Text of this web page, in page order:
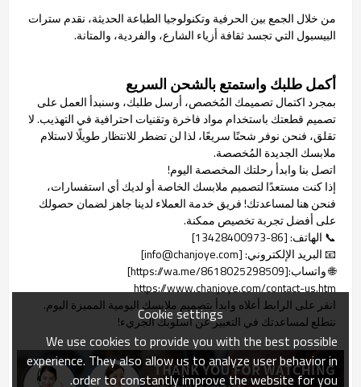
من خلال الجمع بين الحرفية وتكنولوجيا الطباعة الحديثة، نقدم سترات
البيسبول التي تجسد ثقافة أزياء الشارع، والفردية، والمتانة.
أكمل طلبك واستمتع بالشحن السريع
بمجرد اكتمال تصميمك المُخصص، أرسل طلبك، وسنبدأ العمل على
تصميم قطعتك باستخدام مواد فاخرة وتقنيات احترافية في التهذيب. لا
تقلق، فنحن نوفر شحنًا سريعًا، لذا لن تضطر للانتظار طويلًا لاستلام
ملابسك الجديدة المُخصصة.
اتصل بنا وابدأ رحلتك المخصصة اليوم!
إذا كنت مستعدًا لتصميم ملابسك الخاصة أو لديك أي استفسارات،
فنحن هنا لمساعدتك! فريق خدمة العملاء لدينا جاهز لضمان حصولك
على أفضل تجربة تخصيص ممكنة.
📞 الهاتف: [86-13428400973]
📧 البريد الإلكتروني: [info@chanjoye.com]
🌐 واتساب:[https://wa.me/8618025298509]
https://www.chanjoye.com/contact-us.htm
انقر على الرابط أعلاه وابدأ بتصميم ملابسك اليومية المميزة اليوم.
نتطلع لمساعدتك في التعبير عن أسلوبك الجريء!
Cookie settings
We use cookies to provide you with the best possible
experience. They also allow us to analyze user behavior in
order to constantly improve the website for you.